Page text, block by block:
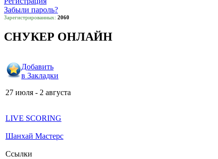
Забыли пароль?
Зарегистрированных: 2060
СНУКЕР ОНЛАЙН
Добавить
в Закладки
27 июля - 2 августа
LIVE SCORING
Шанхай Мастерс
Ссылки